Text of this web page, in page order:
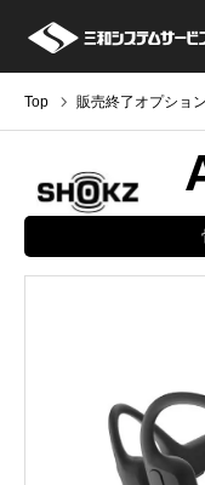
Top 販売終了オプション